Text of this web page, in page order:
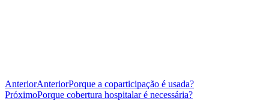
AnteriorAnteriorPorque a coparticipação é usada?
PróximoPorque cobertura hospitalar é necessária?